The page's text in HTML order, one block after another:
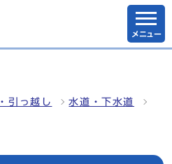
メニュー
引っ越し 水道・下水道